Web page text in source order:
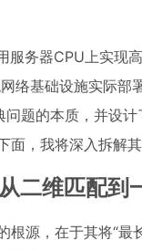
服务器CPU上实现
络基础设施实际
问题的本质，并设
面，我将深入拆解
二维匹配到
根源，在于其将“